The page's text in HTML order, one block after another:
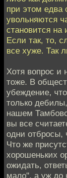
при этом едва
увольняются
становится на
Если так, то,
все хуже. Так
Хотя вопрос и
тоже. В
убеждение,
только
нашем
вы все
одни отбросы,
Что же
хорошеньких
ожидать,
мало", а уж до